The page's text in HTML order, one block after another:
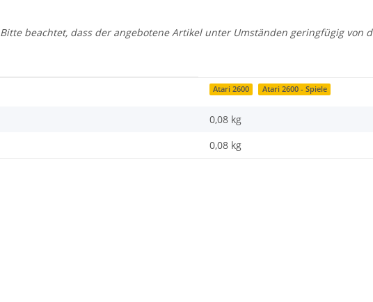
Bitte beachtet, dass der angebotene Artikel unter Umständen geringfügig von
Atari 2600 Atari 2600 - Spiele
0,08 kg
0,08 kg